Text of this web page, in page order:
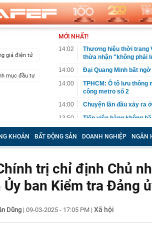
giá điện tử
mục đầu tư
MỚI NHẤT!
14:02
Thương hiệu thời trang
thừa nhận "không phải
14:00
Đại Quang Minh bất
14:00
TPHCM: Ô tô lưu thông
công metro số 2
14:00
Chuyện lần đầu xảy ra
13:50
Tiếp viên hàng không
Thuê nhà ở TP.HCM
13:49
Đại diện xã ở Lai Châu:
Hồng, chỉ có 24 bồn
13:43
Một thành viên HĐQT
13:42
"Một thành phố toàn
biểu tượng, mà còn
KHOÁN BẤT ĐỘNG SẢN DOANH NGHIỆP NGÂN
trị chỉ định Chủ
Ủy ban Kiểm tra Đảng
Dũng | 09-03-2025 - 17:05 PM | Xã hội